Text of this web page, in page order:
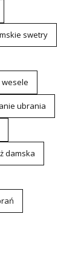
swetry
ubrania
damska